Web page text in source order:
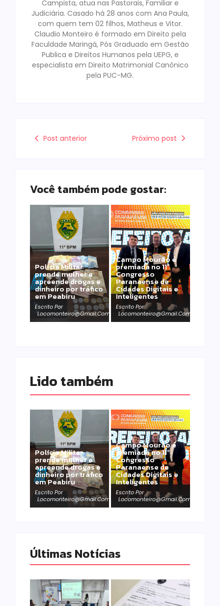
Campista, atua nas Pastorais, Familiar e
Judiciária. Casado há 28 anos com Ana Paula,
com quem tem 02 filhos, Matheus e Vitor.
Claudio Monteiro é formado em Direito pela
Faculdade Maringá, Pós Graduado em Gestão
Publica e Direitos Humanos pela UEPG, e
especialista em Direito Matrimonial Canônico
pela PUC-MG.
Post anterior Próximo post
Você também pode gostar:
Polícia Militar
prende mulher e
apreende drogas e
dinheiro por tráfico
em Peabiru
Escrito Por
Locomonteiro@gmail.com
Campo Mourão é
premiada no 11º
Congresso
Paranaense de
Cidades Digitais e
Inteligentes
Escrito Por
Locomonteiro@gmail.com
Lido também
Polícia Militar
prende mulher e
apreende drogas e
dinheiro por tráfico
em Peabiru
Escrito Por
Locomonteiro@gmail.com
Campo Mourão é
premiada no 11º
Congresso
Paranaense de
Cidades Digitais e
Inteligentes
Escrito Por
Locomonteiro@gmail.com
Últimas Notícias